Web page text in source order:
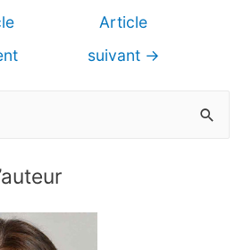
Article
suivant →